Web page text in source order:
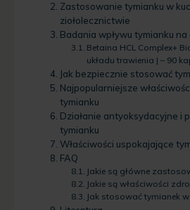
Zastosowanie tymianku w
ziołolecznictwie
Badania wpływu tymianku na
Betaina HCL Complex+
układu trawienia | – 90
Jak bezpiecznie stosować
Najpopularniejsze
tymianku
Działanie antyoksydacyjne i
tymianku
Właściwości uspokajające
FAQ
Jakie są główne
Jakie są właściwości
Jak stosować tymianek